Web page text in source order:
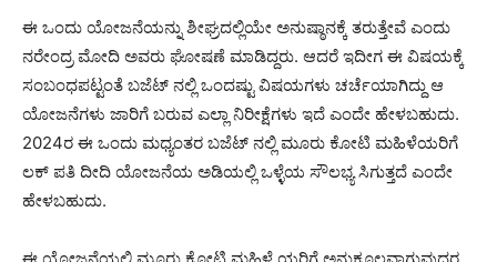
ಈ ಒಂದು ಯೋಜನೆಯನ್ನು ಶೀಘ್ರದಲ್ಲಿಯೇ ಅನುಷ್ಠಾನಕ್ಕೆ ತರುತ್ತೇವೆ ಎಂದು
ನರೇಂದ್ರ ಮೋದಿ ಅವರು ಘೋಷಣೆ ಮಾಡಿದ್ದರು. ಆದರೆ ಇದೀಗ ಈ ವಿಷಯಕ್ಕೆ
ಸಂಬಂಧಪಟ್ಟಂತೆ ಬಜೆಟ್ ನಲ್ಲಿ ಒಂದಷ್ಟು ವಿಷಯಗಳು ಚರ್ಚೆಯಾಗಿದ್ದು ಆ
ಯೋಜನೆಗಳು ಜಾರಿಗೆ ಬರುವ ಎಲ್ಲಾ ನಿರೀಕ್ಷೆಗಳು ಇದೆ ಎಂದೇ ಹೇಳಬಹುದು.
2024ರ ಈ ಒಂದು ಮಧ್ಯಂತರ ಬಜೆಟ್ ನಲ್ಲಿ ಮೂರು ಕೋಟಿ ಮಹಿಳೆಯರಿಗೆ
ಲಕ್ ಪತಿ ದೀದಿ ಯೋಜನೆಯ ಅಡಿಯಲ್ಲಿ ಒಳ್ಳೆಯ ಸೌಲಭ್ಯ ಸಿಗುತ್ತದೆ ಎಂದೇ
ಹೇಳಬಹುದು.
ಈ ಯೋಜನೆಯಲ್ಲಿ ಮೂರು ಕೋಟಿ ಮಹಿಳೆ ಯರಿಗೆ ಅನುಕೂಲವಾಗುವುದರ